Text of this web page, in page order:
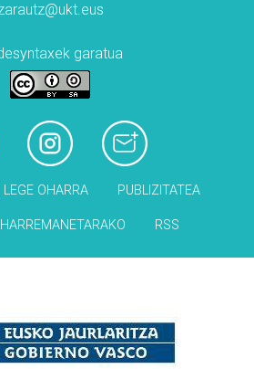
garatua
LEGE OHARRA PUBLIZITATEA
HARREMANETARAKO RSS